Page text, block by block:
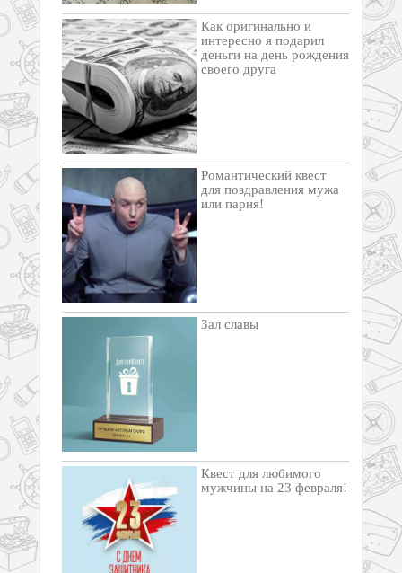
Как оригинально и
интересно я подарил
деньги на день рождения
своего друга
Романтический квест
для поздравления мужа
или парня!
Зал славы
Квест для любимого
мужчины на 23 февраля!